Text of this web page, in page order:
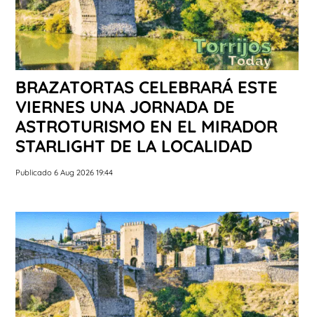
BRAZATORTAS CELEBRARÁ ESTE
VIERNES UNA JORNADA DE
ASTROTURISMO EN EL MIRADOR
STARLIGHT DE LA LOCALIDAD
Publicado 6 Aug 2026 19:44